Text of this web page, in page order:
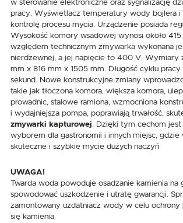
w sterowanie elektroniczne oraz sygnalizację
pracy. Wyświetlacz temperatury wody bojlera
kontrolę procesu mycia. Urządzenie posiada
Wysokość komory wsadowej wynosi około 415
względem technicznym zmywarka wykonana
nierdzewnej, a jej napięcie to 400 V. Wymiary
mm x 816 mm x 1505 mm. Długość cyklu
sekund. Nowe konstrukcyjne zmiany
takie jak tłoczona komora, większa komora,
prowadnic, stalowe ramiona, wzmocniona
i wydajniejsza pompa, poprawiają trwałość,
zmywarki kapturowej . Dzięki tym cechom
wyborem dla gastronomii i innych miejsc, gdzie
skuteczne i szybkie mycie dużych naczyń
UWAGA!
Twarda woda powoduje osadzanie kamienia na
spowodować uszkodzenie i utratę gwarancji.
zamontowany uzdatniacz wody w celu ochrony
się kamienia.